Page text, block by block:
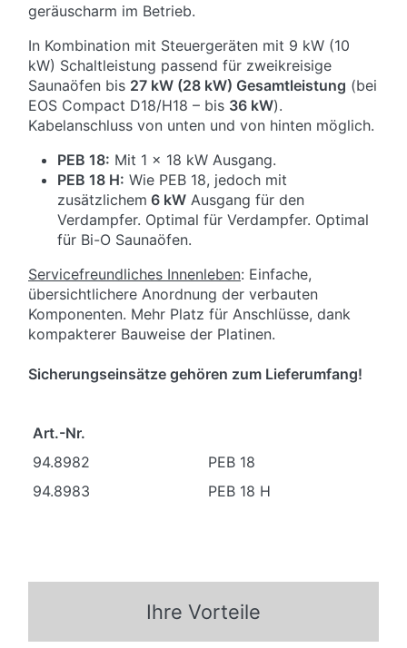
geräuscharm im Betrieb.
In Kombination mit Steuergeräten mit 9 kW (10
kW) Schaltleistung passend für zweikreisige
Saunaöfen bis 27 kW (28 kW) Gesamtleistung (bei
EOS Compact D18/H18 – bis 36 kW).
Kabelanschluss von unten und von hinten möglich.
PEB 18: Mit 1 x 18 kW Ausgang.
PEB 18 H: Wie PEB 18, jedoch mit
zusätzlichem 6 kW Ausgang für den
Verdampfer. Optimal für Verdampfer. Optimal
für Bi-O Saunaöfen.
Servicefreundliches Innenleben: Einfache,
übersichtlichere Anordnung der verbauten
Komponenten. Mehr Platz für Anschlüsse, dank
kompakterer Bauweise der Platinen.
Sicherungseinsätze gehören zum Lieferumfang!
Art.-Nr.
94.8982
PEB 18
94.8983
PEB 18 H
Ihre Vorteile